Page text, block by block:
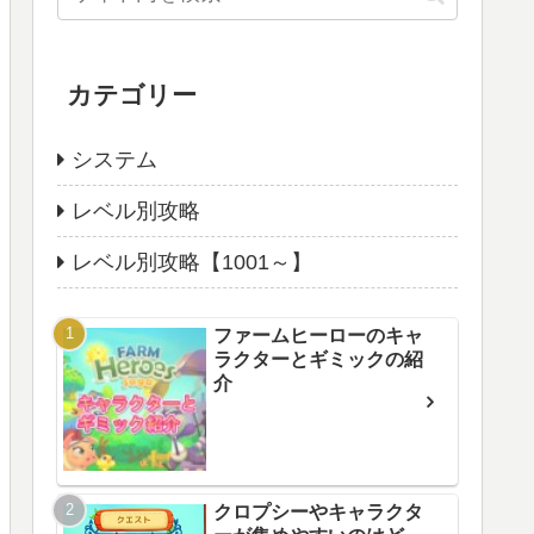
カテゴリー
システム
レベル別攻略
レベル別攻略【1001～】
ファームヒーローのキャ
ラクターとギミックの紹
介
クロプシーやキャラクタ